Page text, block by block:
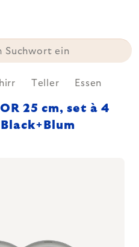
Teller Essen
25 cm, set à 4